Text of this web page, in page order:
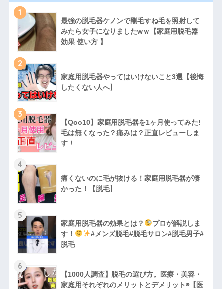
1
最強の脱毛器ケノンで剛毛すね毛を照射して
みたら女子になりましたwｗ【家庭用脱毛器
効果 使い方 】
2
家庭用脱毛器やってはいけないこと3選【後悔
したくない人へ】
3
【Qoo10】家庭用脱毛器を1ヶ月使ってみた!
毛は無くなった？痛みは？正直レビューしま
す！
4
痛くないのに毛が抜ける！家庭用脱毛器が凄
かった！【脱毛】
5
家庭用脱毛器の効果とは？
プロが解説しま
す！
#メンズ脱毛#脱毛サロン#脱毛男子#
脱毛
6
【1000人調査】脱毛の選び方。医療・美容・
家庭用それぞれのメリットとデメリット◉【医